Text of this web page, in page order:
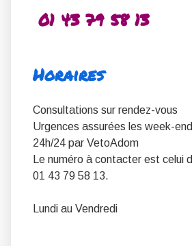
01 43 79 58 13
Horaires
Consultations sur rendez-vous
Urgences assurées les week-
24h/24 par VetoAdom
Le numéro à contacter est celui
01 43 79 58 13.
Lundi au Vendredi